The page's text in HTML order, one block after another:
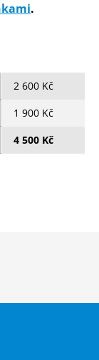
.
2 600 Kč
1 900 Kč
4 500 Kč